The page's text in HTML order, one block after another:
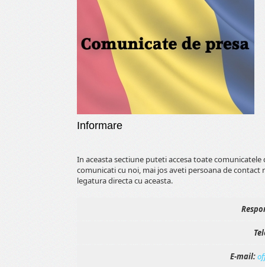
Informare
In aceasta sectiune puteti accesa toate
comunicati cu noi, mai jos aveti persoana de
legatura directa cu aceasta.
E-mail: